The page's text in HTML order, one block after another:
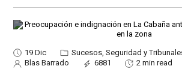
19 Dic
Sucesos, Seguridad y
Blas Barrado
6881 2 min read